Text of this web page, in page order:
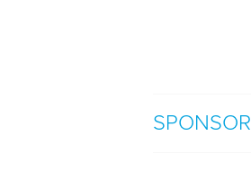
SPONSOR